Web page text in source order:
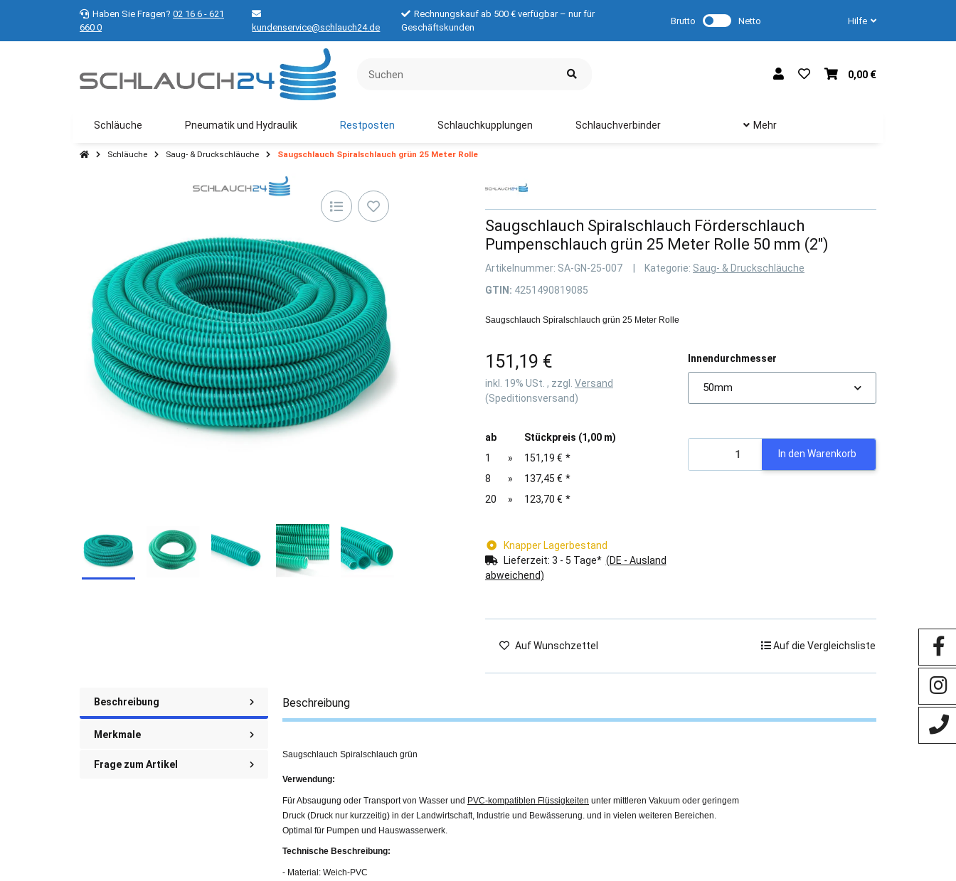
Haben Sie Fragen? 02 16 6 - 621
660 0
kundenservice@schlauch24.de
Rechnungskauf ab 500 € verfügbar – nur für
Geschäftskunden
Brutto Netto Hilfe
0,00 €
Schläuche Pneumatik und Hydraulik Restposten Schlauchkupplungen Schlauchverbinder Mehr
Schläuche Saug- & Druckschläuche Saugschlauch Spiralschlauch grün 25 Meter Rolle
Saugschlauch Spiralschlauch Förderschlauch
Pumpenschlauch grün 25 Meter Rolle 50 mm (2")
Artikelnummer: SA-GN-25-007 Kategorie: Saug- & Druckschläuche
GTIN: 4251490819085
Saugschlauch Spiralschlauch grün 25 Meter Rolle
151,19 €
inkl. 19% USt. , zzgl. Versand
(Speditionsversand)
ab
Stückpreis (1,00 m)
1
» 151,19 € *
8
» 137,45 € *
20
» 123,70 € *
Knapper Lagerbestand
Lieferzeit: 3 - 5 Tage* (DE - Ausland
abweichend)
Innendurchmesser
50mm
In den Warenkorb
Auf Wunschzettel Auf die Vergleichsliste
Beschreibung
Merkmale
Frage zum Artikel
Beschreibung
Saugschlauch Spiralschlauch grün
Verwendung:
Für Absaugung oder Transport von Wasser und PVC-kompatiblen Flüssigkeiten unter mittleren Vakuum oder geringem
Druck (Druck nur kurzzeitig) in der Landwirtschaft, Industrie und Bewässerung. und in vielen weiteren Bereichen.
Optimal für Pumpen und Hauswasserwerk.
Technische Beschreibung:
- Material: Weich-PVC